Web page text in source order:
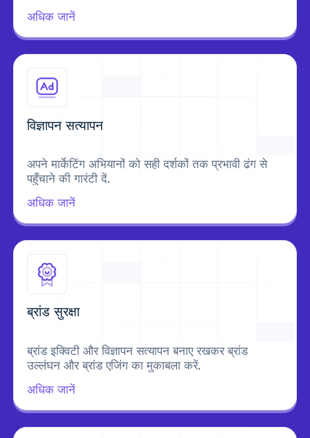
अधिक जानें
विज्ञापन सत्यापन
अपने मार्केटिंग अभियानों को सही दर्शकों तक प्रभावी ढंग से
पहुँचाने की गारंटी दें.
अधिक जानें
ब्रांड सुरक्षा
ब्रांड इक्विटी और विज्ञापन सत्यापन बनाए रखकर ब्रांड
उल्लंघन और ब्रांड एजिंग का मुकाबला करें.
अधिक जानें